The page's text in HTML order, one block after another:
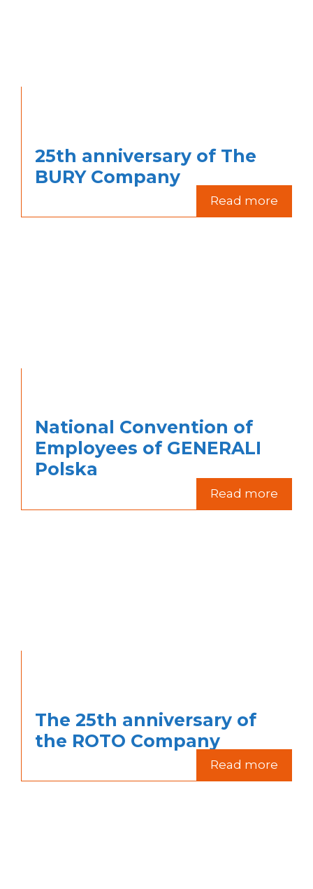
25th anniversary of The
BURY Company
Read more
National Convention of
Employees of GENERALI
Polska
Read more
The 25th anniversary of
the ROTO Company
Read more